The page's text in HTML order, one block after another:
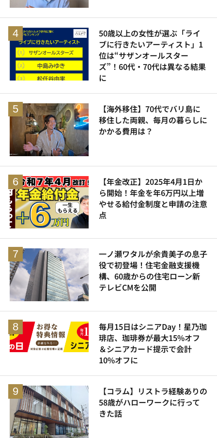
50歳以上の女性が選ぶ「ライ
ブに行きたいアーティスト」1
位は“サザンオールスター
ズ”！60代・70代は異なる結果
に
【海外移住】70代でバリ島に
移住した両親、毎月の暮らしに
かかる費用は？
【年金改正】2025年4月1日か
ら開始！年金を年6万円以上増
やせる給付金制度と申請の注意
点
一ノ瀬ワタルが余貴美子の息子
役で初登場！住宅金融支援機
構、60歳からの住宅ローン新
テレビCMを公開
毎月15日はシニアDay！星乃珈
琲店、珈琲券が最大15%オフ
＆シニアカード提示で会計
10%オフに
【コラム】リストラ経験ありの
58歳がハローワークに行って
きた話